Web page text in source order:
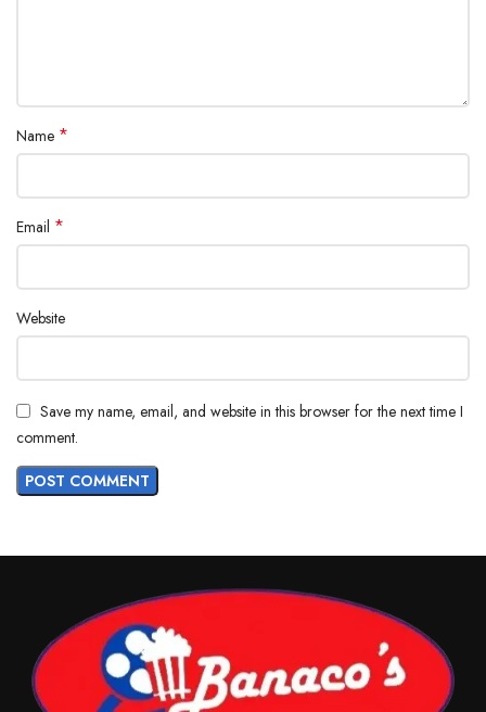
Name *
Email *
Website
Save my name, email, and website in this browser for the next time I
comment.